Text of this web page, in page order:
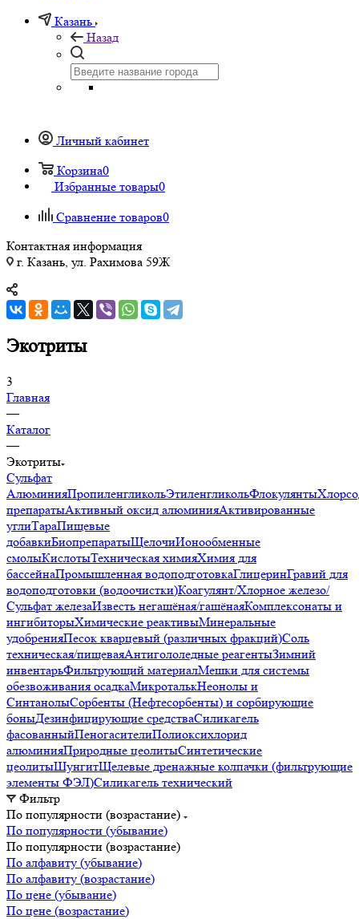
Казань
Назад
Личный кабинет
Корзина0
Избранные товары0
Сравнение товаров0
Контактная информация
г. Казань, ул. Рахимова 59Ж
Экотриты
3
Главная
—
Каталог
—
Экотриты
Сульфат
АлюминияПропиленгликольЭтиленгликольФлокулянты
препаратыАктивный оксид алюминияАктивированные
углиТараПищевые
добавкиБиопрепаратыЩелочиИонообменные
смолыКислотыТехническая химияХимия для
бассейнаПромышленная водоподготовкаГлицеринГравий для
водоподготовки (водоочистки)Коагулянт/Хлорное железо/
Сульфат железаИзвесть негашёная/гашёнаяКомплексонаты и
ингибиторыХимические реактивыМинеральные
удобренияПесок кварцевый (различных фракций)Соль
техническая/пищеваяАнтигололедные реагентыЗимний
инвентарьФильтрующий материалМешки для системы
обезвоживания осадкаМикроталькНеонолы и
СинтанолыСорбенты (Нефтесорбенты) и сорбирующие
боныДезинфицирующие средстваСиликагель
фасованныйПеногасителиПолиокси­хлорид
алюминияПриродные цеолитыСинтетические
цеолитыШунгитЩелевые дренажные колпачки (фильтрующие
элементы ФЭЛ)Силикагель технический
Фильтр
По популярности (возрастание)
По популярности (убывание)
По популярности (возрастание)
По алфавиту (убывание)
По алфавиту (возрастание)
По цене (убывание)
По цене (возрастание)